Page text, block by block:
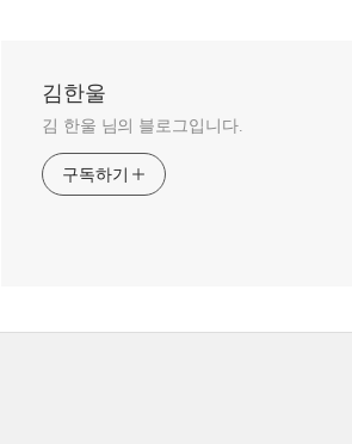
김한울
김 한울 님의 블로그입니다.
구독하기